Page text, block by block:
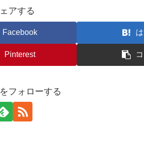
アする
Facebook
Pinterest
フォローする